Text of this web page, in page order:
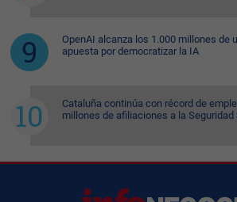
OpenAI alcanza los 1.000 millones de
apuesta por democratizar la IA
Cataluña continúa con récord de
millones de afiliaciones a la Seguridad